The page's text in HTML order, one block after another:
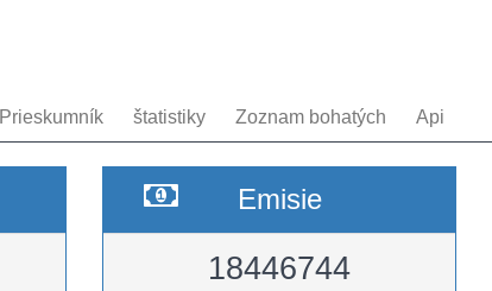
Prieskumník štatistiky Zoznam bohatých Api
Emisie
18446744